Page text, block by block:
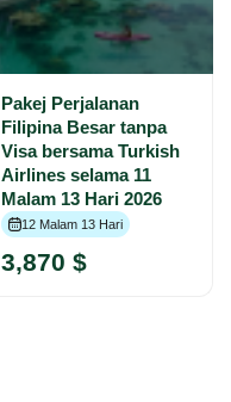
Pakej Perjalanan
Filipina Besar tanpa
Visa bersama Turkish
Airlines selama 11
Malam 13 Hari 2026
12 Malam 13 Hari
3,870 $